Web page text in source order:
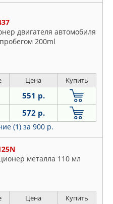
двигателя автомобиля
200ml
Цена Купить
551 р.
572 р.
(1) за 900 р.
металла 110 мл
Цена Купить